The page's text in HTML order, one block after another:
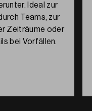
Ideal zur
Teams, zur
Zeiträume oder
bei Vorfällen.